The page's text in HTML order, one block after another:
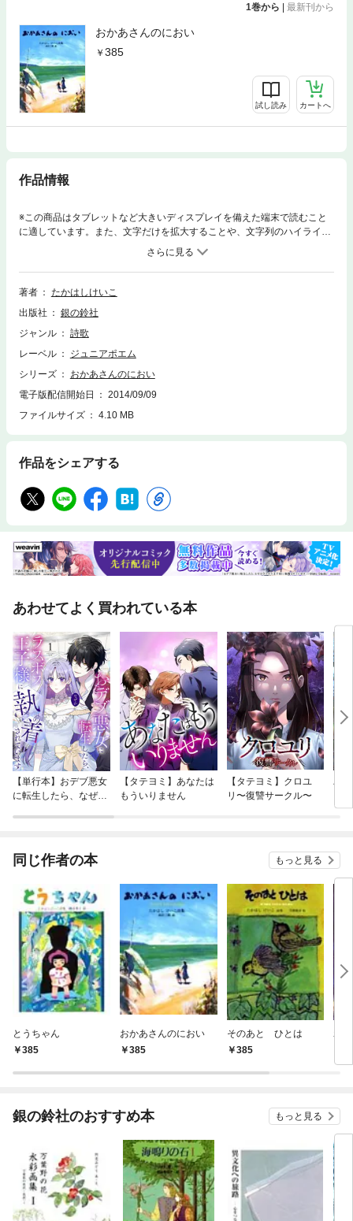
1巻から 最新刊から
おかあさんのにおい
385
試し読み カートへ
作品情報
※この商品はタブレットなど大きいディスプレイを備えた端末で読むこと
に適しています。また、文字だけを拡大することや、文字列のハイライ
ト、検索、辞書の参照、引用などの機能が使用できません。この本を手に
してくださったみなさん、ほんとうにありがとうございます。この本をと
おしてみなさんと出会えたことを、たいへんうれしく思っています。少し
小さいみなさんには、むずかしい作品もあるかもしれませんが、手もとに
さんから、中学生、そして大人のかたにまで読んでいただけるよう、漢字
にはふりがなをつけました。日本語の美しさを少しでも味わっていただけ
くさんの人が暮らしています。どうぞ、その人たちを大切にしてくださ
い。そして、みなさんが、かならずだれかから大切に思われているという
ことを、わすれないでください。たとえ今、気がつかなくても、みなさん
が今「生きている」ということは、そういうことなんだと思います。―あ
とがきより抜粋―
著者
たかはしけいこ
出版社
銀の鈴社
ジャンル
詩歌
レーベル
ジュニアポエム
シリーズ
おかあさんのにおい
電子版配信開始日
2014/09/09
ファイルサイズ
4.10 MB
作品をシェアする
あわせてよく買われている本
【単行本】おデブ悪女
に転生したら、なぜか
【タテヨミ】あなたは
もういりません
【タテヨミ】クロユ
リ〜復讐サークル〜
バ
今
同じ作者の本 もっと見る
とうちゃん
385
おかあさんのにおい
385
そのあと ひとは
385
わ
銀の鈴社のおすすめ本 もっと見る